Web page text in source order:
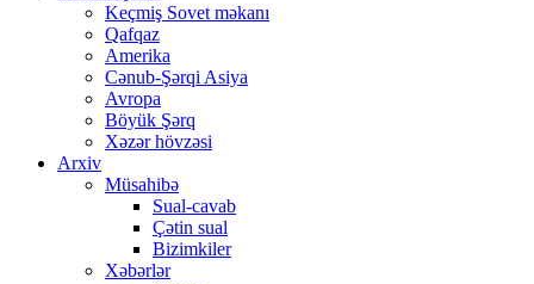
Keçmiş Sovet məkanı
Qafqaz
Amerika
Cənub-Şərqi Asiya
Avropa
Böyük Şərq
Xəzər hövzəsi
Arxiv
Müsahibə
Sual-cavab
Çətin sual
Bizimkiler
Xəbərlər